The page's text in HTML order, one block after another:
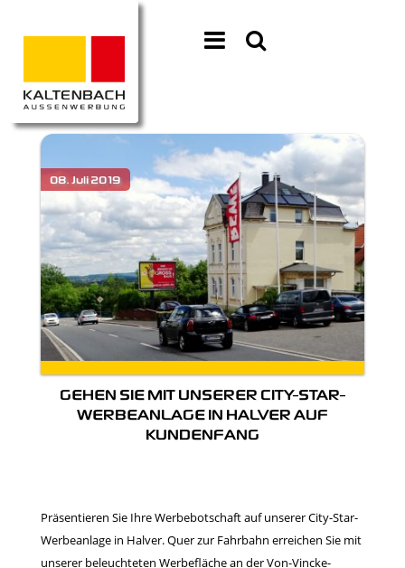
GEHEN SIE MIT UNSERER CITY-STAR-
WERBEANLAGE IN HALVER AUF
KUNDENFANG
Präsentieren Sie Ihre Werbebotschaft auf unserer City-Star-
Werbeanlage in Halver. Quer zur Fahrbahn erreichen Sie mit
unserer beleuchteten Werbefläche an der Von-Vincke-